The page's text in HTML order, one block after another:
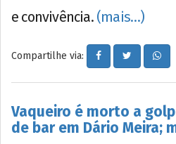
e convivência. (mais…)
Compartilhe via:
Vaqueiro é morto a
de bar em Dário Meira;